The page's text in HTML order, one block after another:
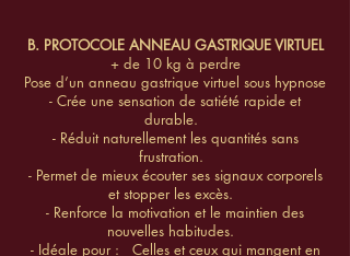
B. PROTOCOLE ANNEAU GASTRIQUE VIRTUEL
+ de 10 kg à perdre
Pose d’un anneau gastrique virtuel sous hypnose
- Crée une sensation de satiété rapide et
durable.
- Réduit naturellement les quantités sans
frustration.
- Permet de mieux écouter ses signaux corporels
et stopper les excès.
- Renforce la motivation et le maintien des
nouvelles habitudes.
- Idéale pour : Celles et ceux qui mangent en